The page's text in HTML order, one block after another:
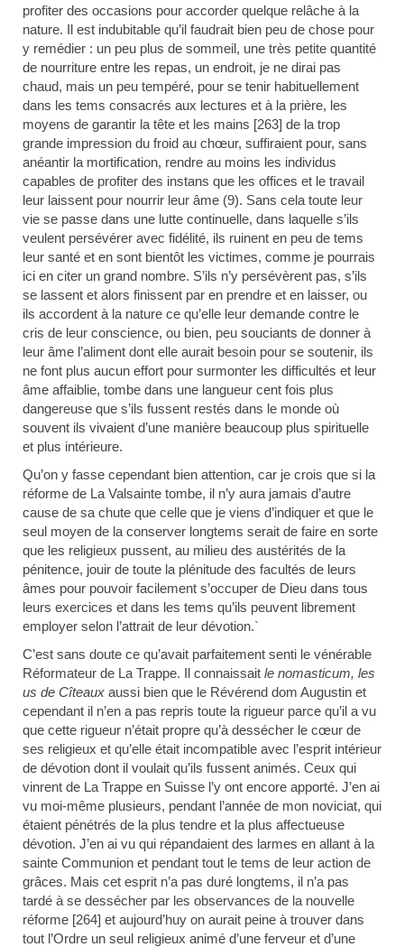
profiter des occasions pour accorder quelque relâche à la
nature. Il est indubitable qu’il faudrait bien peu de chose pour
y remédier : un peu plus de sommeil, une très petite quantité
de nourriture entre les repas, un endroit, je ne dirai pas
chaud, mais un peu tempéré, pour se tenir habituellement
dans les tems consacrés aux lectures et à la prière, les
moyens de garantir la tête et les mains [263] de la trop
grande impression du froid au chœur, suffiraient pour, sans
anéantir la mortification, rendre au moins les individus
capables de profiter des instans que les offices et le travail
leur laissent pour nourrir leur âme (9). Sans cela toute leur
vie se passe dans une lutte continuelle, dans laquelle s’ils
veulent persévérer avec fidélité, ils ruinent en peu de tems
leur santé et en sont bientôt les victimes, comme je pourrais
ici en citer un grand nombre. S’ils n’y persévèrent pas, s’ils
se lassent et alors finissent par en prendre et en laisser, ou
ils accordent à la nature ce qu’elle leur demande contre le
cris de leur conscience, ou bien, peu souciants de donner à
leur âme l’aliment dont elle aurait besoin pour se soutenir, ils
ne font plus aucun effort pour surmonter les difficultés et leur
âme affaiblie, tombe dans une langueur cent fois plus
dangereuse que s’ils fussent restés dans le monde où
souvent ils vivaient d’une manière beaucoup plus spirituelle
et plus intérieure.
Qu’on y fasse cependant bien attention, car je crois que si la
réforme de La Valsainte tombe, il n’y aura jamais d’autre
cause de sa chute que celle que je viens d’indiquer et que le
seul moyen de la conserver longtems serait de faire en sorte
que les religieux pussent, au milieu des austérités de la
pénitence, jouir de toute la plénitude des facultés de leurs
âmes pour pouvoir facilement s’occuper de Dieu dans tous
leurs exercices et dans les tems qu’ils peuvent librement
employer selon l’attrait de leur dévotion.`
C’est sans doute ce qu’avait parfaitement senti le vénérable
Réformateur de La Trappe. Il connaissait le nomasticum, les
us de Cîteaux aussi bien que le Révérend dom Augustin et
cependant il n’en a pas repris toute la rigueur parce qu’il a vu
que cette rigueur n’était propre qu’à dessécher le cœur de
ses religieux et qu’elle était incompatible avec l’esprit intérieur
de dévotion dont il voulait qu’ils fussent animés. Ceux qui
vinrent de La Trappe en Suisse l’y ont encore apporté. J’en ai
vu moi-même plusieurs, pendant l’année de mon noviciat, qui
étaient pénétrés de la plus tendre et la plus affectueuse
dévotion. J’en ai vu qui répandaient des larmes en allant à la
sainte Communion et pendant tout le tems de leur action de
grâces. Mais cet esprit n’a pas duré longtems, il n’a pas
tardé à se dessécher par les observances de la nouvelle
réforme [264] et aujourd’huy on aurait peine à trouver dans
tout l’Ordre un seul religieux animé d’une ferveur et d’une